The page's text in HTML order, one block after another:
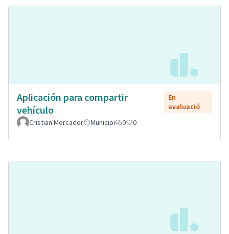
Aplicación para compartir
vehículo
En
avaluació
Cristian Mercader
Municipi 0 0